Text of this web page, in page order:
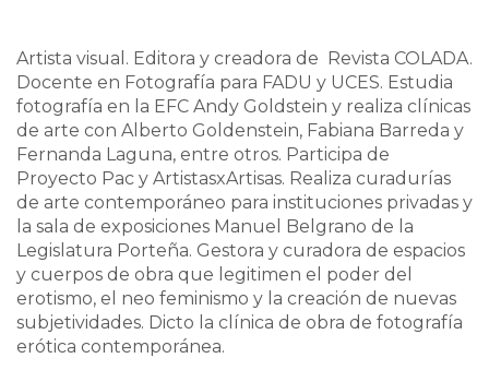
Artista visual. Editora y creadora de Revista COLADA.
Docente en Fotografía para FADU y UCES. Estudia
fotografía en la EFC Andy Goldstein y realiza clínicas
de arte con Alberto Goldenstein, Fabiana Barreda y
Fernanda Laguna, entre otros. Participa de
Proyecto Pac y ArtistasxArtisas. Realiza curadurías
de arte contemporáneo para instituciones privadas y
la sala de exposiciones Manuel Belgrano de la
Legislatura Porteña. Gestora y curadora de espacios
y cuerpos de obra que legitimen el poder del
erotismo, el neo feminismo y la creación de nuevas
subjetividades. Dicto la clínica de obra de fotografía
erótica contemporánea.